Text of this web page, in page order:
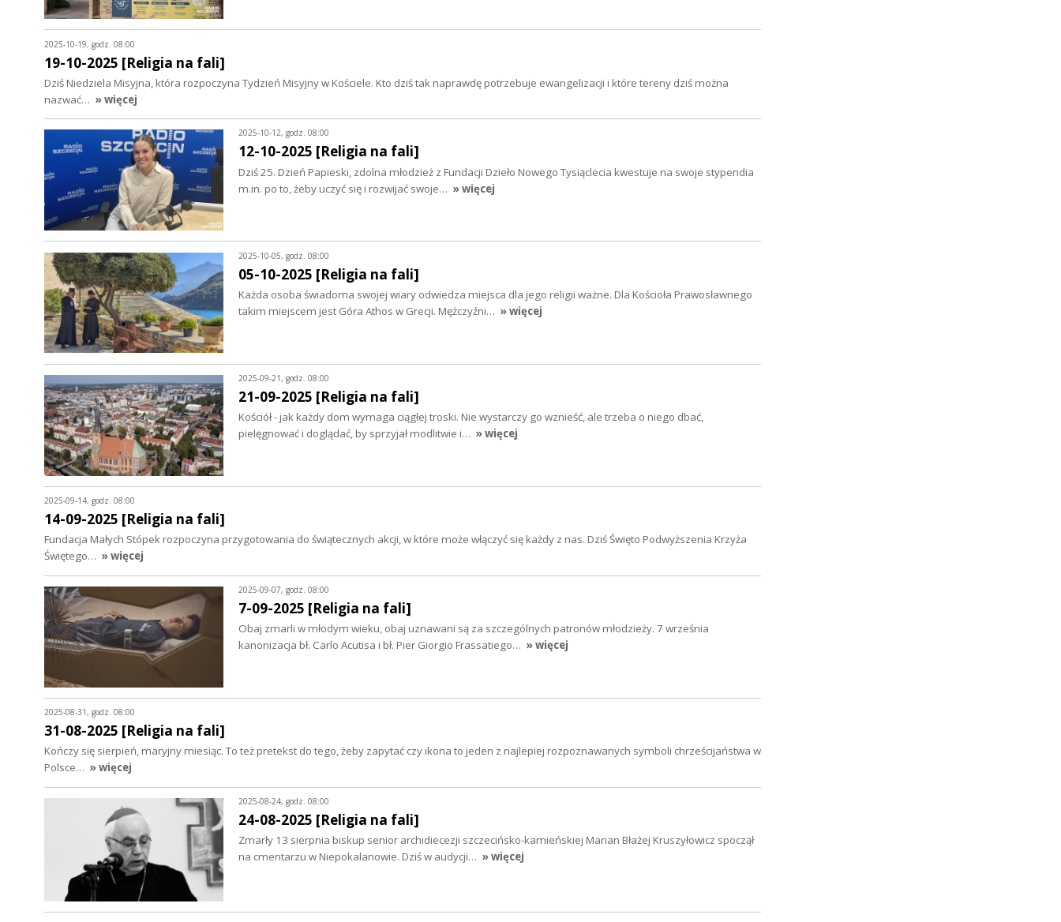
2025-10-19, godz. 08:00
19-10-2025 [Religia na fali]
Dziś Niedziela Misyjna, która rozpoczyna Tydzień Misyjny w Kościele. Kto dziś tak naprawdę potrzebuje ewangelizacji i które tereny dziś można
nazwać… » więcej
2025-10-12, godz. 08:00
12-10-2025 [Religia na fali]
Dziś 25. Dzień Papieski, zdolna młodzież z Fundacji Dzieło Nowego Tysiąclecia kwestuje na swoje stypendia
m.in. po to, żeby uczyć się i rozwijać swoje… » więcej
2025-10-05, godz. 08:00
05-10-2025 [Religia na fali]
Każda osoba świadoma swojej wiary odwiedza miejsca dla jego religii ważne. Dla Kościoła Prawosławnego
takim miejscem jest Góra Athos w Grecji. Mężczyźni… » więcej
2025-09-21, godz. 08:00
21-09-2025 [Religia na fali]
Kościół - jak każdy dom wymaga ciągłej troski. Nie wystarczy go wznieść, ale trzeba o niego dbać,
pielęgnować i doglądać, by sprzyjał modlitwie i… » więcej
2025-09-14, godz. 08:00
14-09-2025 [Religia na fali]
Fundacja Małych Stópek rozpoczyna przygotowania do świątecznych akcji, w które może włączyć się każdy z nas. Dziś Święto Podwyższenia Krzyża
Świętego… » więcej
2025-09-07, godz. 08:00
7-09-2025 [Religia na fali]
Obaj zmarli w młodym wieku, obaj uznawani są za szczególnych patronów młodzieży. 7 września
kanonizacja bł. Carlo Acutisa i bł. Pier Giorgio Frassatiego… » więcej
2025-08-31, godz. 08:00
31-08-2025 [Religia na fali]
Kończy się sierpień, maryjny miesiąc. To też pretekst do tego, żeby zapytać czy ikona to jeden z najlepiej rozpoznawanych symboli chrześcijaństwa w
Polsce… » więcej
2025-08-24, godz. 08:00
24-08-2025 [Religia na fali]
Zmarły 13 sierpnia biskup senior archidiecezji szczecińsko-kamieńskiej Marian Błażej Kruszyłowicz spoczął
na cmentarzu w Niepokalanowie. Dziś w audycji… » więcej